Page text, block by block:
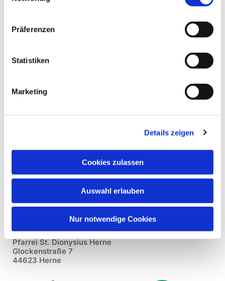
Präferenzen
Statistiken
Marketing
Details zeigen
Cookies zulassen
Auswahl erlauben
Nur notwendige Cookies
Pfarrei St. Dionysius Herne
Glockenstraße 7
44623 Herne